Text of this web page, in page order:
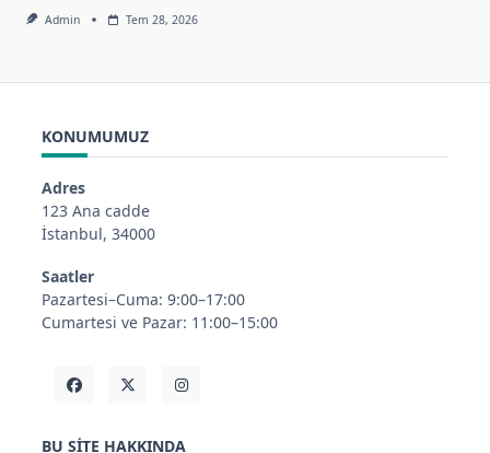
Admin Tem 28, 2026
KONUMUMUZ
Adres
123 Ana cadde
İstanbul, 34000
Saatler
Pazartesi–Cuma: 9:00–17:00
Cumartesi ve Pazar: 11:00–15:00
BU SITE HAKKINDA